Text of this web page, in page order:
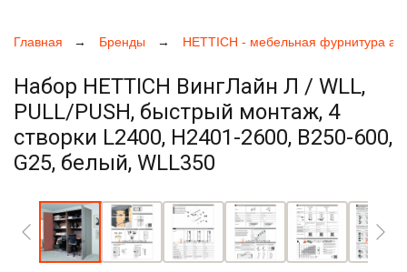
Главная Бренды HETTICH - мебельная фурнитура
Набор HETTICH ВингЛайн Л / WLL,
PULL/PUSH, быстрый монтаж, 4
створки L2400, H2401-2600, B250-600,
G25, белый, WLL350